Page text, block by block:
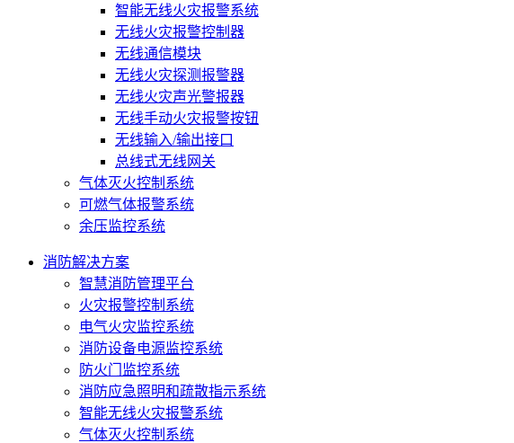
智能无线火灾报警系统
无线火灾报警控制器
无线通信模块
无线火灾探测报警器
无线火灾声光警报器
无线手动火灾报警按钮
无线输入/输出接口
总线式无线网关
气体灭火控制系统
可燃气体报警系统
余压监控系统
消防解决方案
智慧消防管理平台
火灾报警控制系统
电气火灾监控系统
消防设备电源监控系统
防火门监控系统
消防应急照明和疏散指示系统
智能无线火灾报警系统
气体灭火控制系统